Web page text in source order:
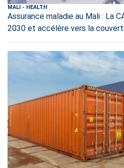
MALI - HEALTH
Assurance maladie au Mali : La
2030 et accélère vers la